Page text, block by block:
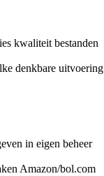
kwaliteit bestanden
denkbare uitvoering
in eigen beheer
Amazon/bol.com